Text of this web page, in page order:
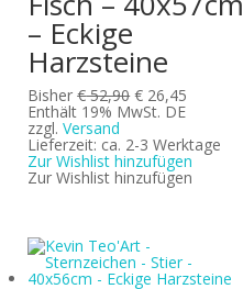
– Eckige
Harzsteine
Bisher €52,90Ursprünglicher
Preis
€ 52,90
€ 26,45
€ 26,45.
Enthält 19% MwSt. DE
zzgl.Versand
Lieferzeit: ca. 2-3 Werktage
Zur Wishlist hinzufügen
Zur Wishlist hinzufügen